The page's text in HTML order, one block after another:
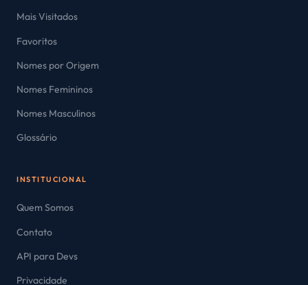
Mais Visitados
Favoritos
Nomes por Origem
Nomes Femininos
Nomes Masculinos
Glossário
INSTITUCIONAL
Quem Somos
Contato
API para Devs
Privacidade